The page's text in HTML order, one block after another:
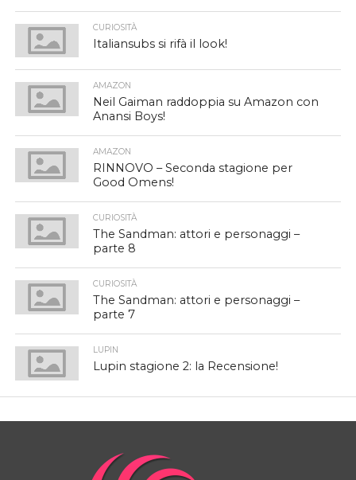
CURIOSITÀ
Italiansubs si rifà il look!
AMAZON
Neil Gaiman raddoppia su Amazon con
Anansi Boys!
AMAZON
RINNOVO – Seconda stagione per
Good Omens!
CURIOSITÀ
The Sandman: attori e personaggi –
parte 8
CURIOSITÀ
The Sandman: attori e personaggi –
parte 7
LUPIN
Lupin stagione 2: la Recensione!